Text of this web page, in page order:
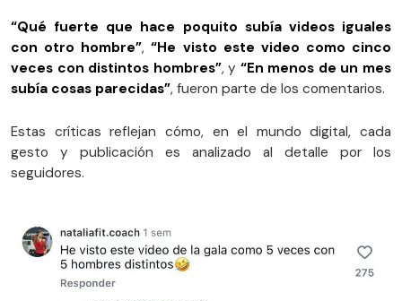
“Qué fuerte que hace poquito subía videos iguales
con otro hombre”,“He visto este video como cinco
veces con distintos hombres”, y “En menos de un mes
subía cosas parecidas”, fueron parte de los comentarios.
Estas críticas reflejan cómo, en el mundo digital, cada
gesto y publicación es analizado al detalle por los
seguidores.